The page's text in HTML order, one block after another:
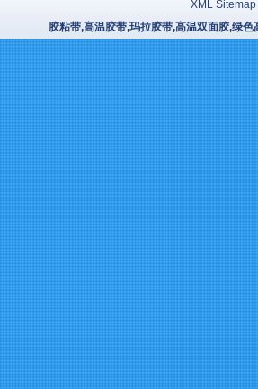
XML Sitemap
胶粘带,高温胶带,玛拉胶带,高温双面胶,绿